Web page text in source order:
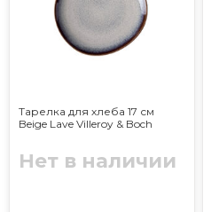
Тарелка для хлеба 17 см
Beige Lave Villeroy & Boch
Нет в наличии